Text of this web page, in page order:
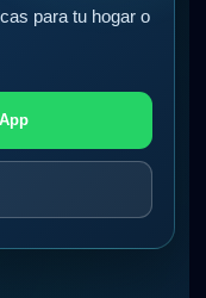
para tu hogar o